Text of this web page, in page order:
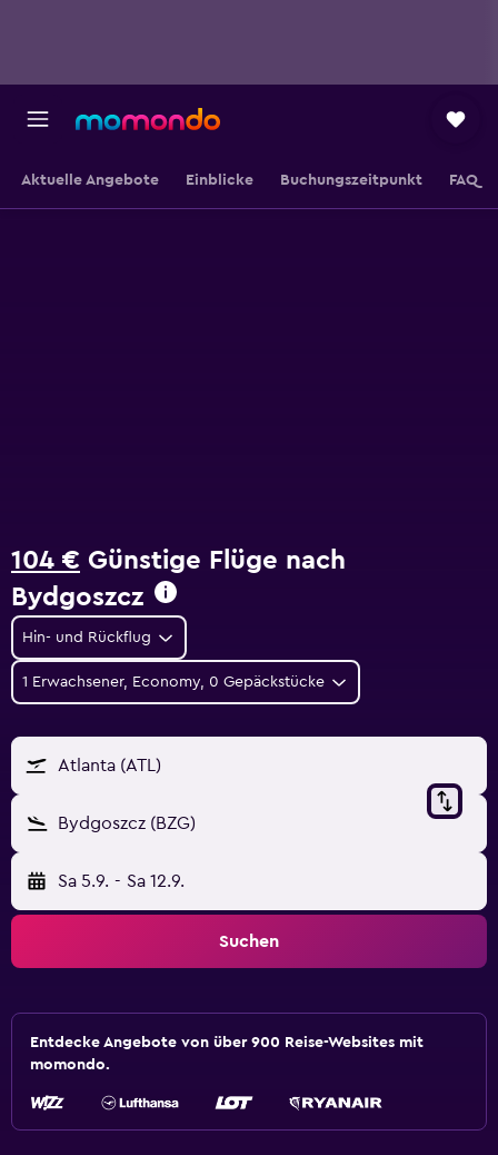
Aktuelle Angebote Einblicke Buchungszeitpunkt FAQ
104 € Günstige Flüge nach
Bydgoszcz
Hin- und Rückflug
1 Erwachsener, Economy, 0 Gepäckstücke
Atlanta (ATL)
Bydgoszcz (BZG)
Sa 5.9. - Sa 12.9.
Suchen
Entdecke Angebote von über 900 Reise-Websites mit
momondo.